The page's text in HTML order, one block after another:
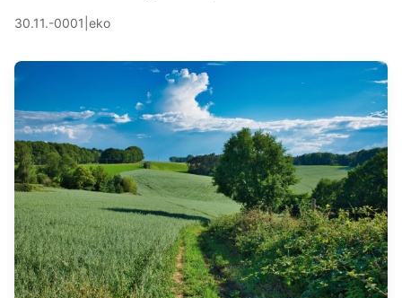
30.11.-0001 eko